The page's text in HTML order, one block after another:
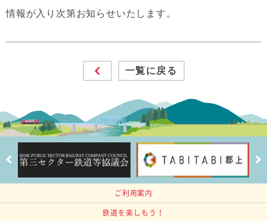
情報が入り次第お知らせいたします。
一覧に戻る
ご利用案内
鉄道を楽しもう！